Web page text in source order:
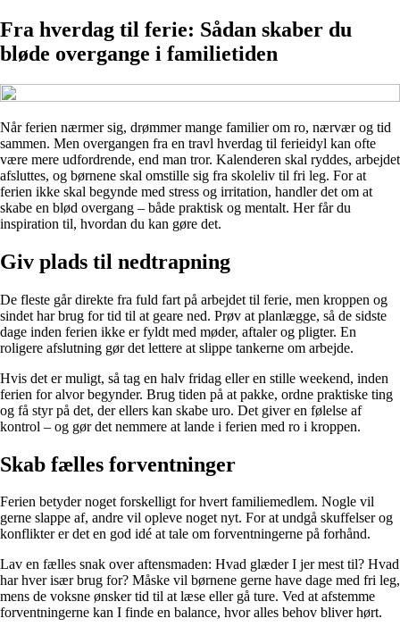
Fra hverdag til ferie: Sådan skaber du
bløde overgange i familietiden
Når ferien nærmer sig, drømmer mange familier om ro, nærvær og tid
sammen. Men overgangen fra en travl hverdag til ferieidyl kan ofte
være mere udfordrende, end man tror. Kalenderen skal ryddes, arbejdet
afsluttes, og børnene skal omstille sig fra skoleliv til fri leg. For at
ferien ikke skal begynde med stress og irritation, handler det om at
skabe en blød overgang – både praktisk og mentalt. Her får du
inspiration til, hvordan du kan gøre det.
Giv plads til nedtrapning
De fleste går direkte fra fuld fart på arbejdet til ferie, men kroppen og
sindet har brug for tid til at geare ned. Prøv at planlægge, så de sidste
dage inden ferien ikke er fyldt med møder, aftaler og pligter. En
roligere afslutning gør det lettere at slippe tankerne om arbejde.
Hvis det er muligt, så tag en halv fridag eller en stille weekend, inden
ferien for alvor begynder. Brug tiden på at pakke, ordne praktiske ting
og få styr på det, der ellers kan skabe uro. Det giver en følelse af
kontrol – og gør det nemmere at lande i ferien med ro i kroppen.
Skab fælles forventninger
Ferien betyder noget forskelligt for hvert familiemedlem. Nogle vil
gerne slappe af, andre vil opleve noget nyt. For at undgå skuffelser og
konflikter er det en god idé at tale om forventningerne på forhånd.
Lav en fælles snak over aftensmaden: Hvad glæder I jer mest til? Hvad
har hver især brug for? Måske vil børnene gerne have dage med fri leg,
mens de voksne ønsker tid til at læse eller gå ture. Ved at afstemme
forventningerne kan I finde en balance, hvor alles behov bliver hørt.